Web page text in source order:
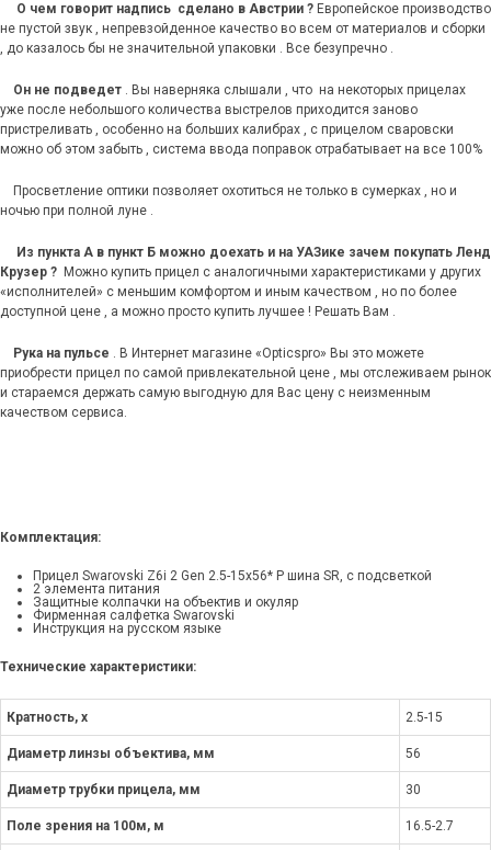
О чем говорит надпись сделано в Австрии ? Европейское производство
не пустой звук , непревзойденное качество во всем от материалов и сборки
, до казалось бы не значительной упаковки . Все безупречно .
Он не подведет . Вы наверняка слышали , что на некоторых прицелах
уже после небольшого количества выстрелов приходится заново
пристреливать , особенно на больших калибрах , с прицелом сваровски
можно об этом забыть , система ввода поправок отрабатывает на все 100%
Просветление оптики позволяет охотиться не только в сумерках , но и
ночью при полной луне .
Из пункта А в пункт Б можно доехать и на УАЗике зачем покупать Ленд
Крузер ? Можно купить прицел с аналогичными характеристиками у других
«исполнителей» с меньшим комфортом и иным качеством , но по более
доступной цене , а можно просто купить лучшее ! Решать Вам .
Рука на пульсе . В Интернет магазине «Opticspro» Вы это можете
приобрести прицел по самой привлекательной цене , мы отслеживаем рынок
и стараемся держать самую выгодную для Вас цену с неизменным
качеством сервиса.
Комплектация:
Прицел Swarovski Z6i 2 Gen 2.5-15x56* P шина SR, с подсветкой
2 элемента питания
Защитные колпачки на объектив и окуляр
Фирменная салфетка Swarovski
Инструкция на русском языке
Технические характеристики:
Кратность, x 2.5-15
Диаметр линзы объектива, мм 56
Диаметр трубки прицела, мм 30
Поле зрения на 100м, м 16.5-2.7